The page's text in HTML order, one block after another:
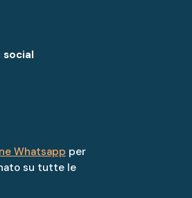
social
Whatsapp per
su tutte le